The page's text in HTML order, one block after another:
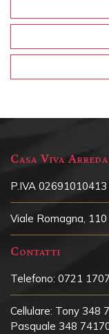
Casa Viva
P.IVA 02691010413
Viale Romagna,
Contatti
Telefono: 0721
Cellulare: Tony 348
Pasquale 348